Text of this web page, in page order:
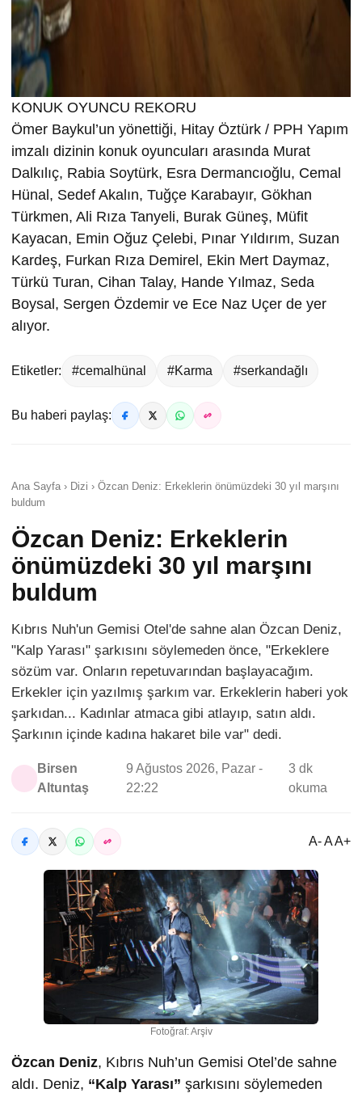
KONUK OYUNCU REKORU
Ömer Baykul’un yönettiği, Hitay Öztürk / PPH Yapım
imzalı dizinin konuk oyuncuları arasında Murat
Dalkılıç, Rabia Soytürk, Esra Dermancıoğlu, Cemal
Hünal, Sedef Akalın, Tuğçe Karabayır, Gökhan
Türkmen, Ali Rıza Tanyeli, Burak Güneş, Müfit
Kayacan, Emin Oğuz Çelebi, Pınar Yıldırım, Suzan
Kardeş, Furkan Rıza Demirel, Ekin Mert Daymaz,
Türkü Turan, Cihan Talay, Hande Yılmaz, Seda
Boysal, Sergen Özdemir ve Ece Naz Uçer de yer
alıyor.
Etiketler: #cemalhünal #Karma #serkandağlı
Bu haberi paylaş:
Ana Sayfa › Dizi › Özcan Deniz: Erkeklerin önümüzdeki 30 yıl marşını
buldum
Özcan Deniz: Erkeklerin
önümüzdeki 30 yıl marşını
buldum
Kıbrıs Nuh'un Gemisi Otel'de sahne alan Özcan Deniz,
"Kalp Yarası" şarkısını söylemeden önce, "Erkeklere
sözüm var. Onların repetuvarından başlayacağım.
Erkekler için yazılmış şarkım var. Erkeklerin haberi yok
şarkıdan... Kadınlar atmaca gibi atlayıp, satın aldı.
Şarkının içinde kadına hakaret bile var" dedi.
Birsen
Altuntaş
9 Ağustos 2026, Pazar -
22:22
3 dk
okuma
A- A A+
Fotoğraf: Arşiv
Özcan Deniz, Kıbrıs Nuh’un Gemisi Otel’de sahne
aldı. Deniz, “Kalp Yarası” şarkısını söylemeden